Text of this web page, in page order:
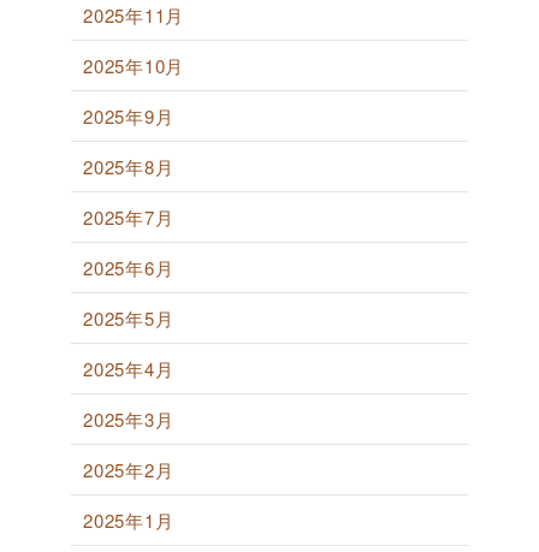
2025年11月
2025年10月
2025年9月
2025年8月
2025年7月
2025年6月
2025年5月
2025年4月
2025年3月
2025年2月
2025年1月